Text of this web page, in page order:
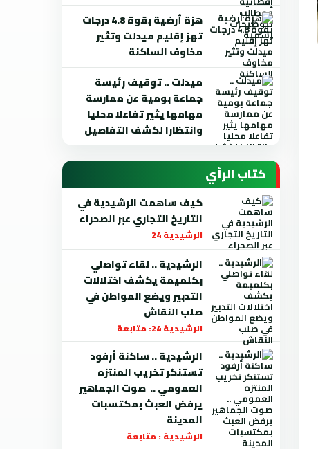
هزة أرضية بقوة 4.8 درجات
تهز إقليم ميدلت وتثير
مخاوف الساكنة
ميدلت .. توقيف رئيسة
جماعة بومية عن ممارسة
مهامها يثير تفاعلا محليا
وانتظارا لكشف التفاصيل
كتاب الرأي
كيف ساهمت الرشيدية في
التاريخ التجاري عبر الصحراء
الرشيدية 24
الرشيدية .. لقاء تواصلي
بكلميمة يكشف اختلالات
التدبير ويضع المواطن في
صلب النقاش
الرشيدية 24: متابعة
الرشيدية .. ساكنة أرفود
تستنكر تخريب المنتزه
العمومي .. صوت الجماهير
يرفض العبث بمكتسبات
المدينة
الرشيدية : متابعة